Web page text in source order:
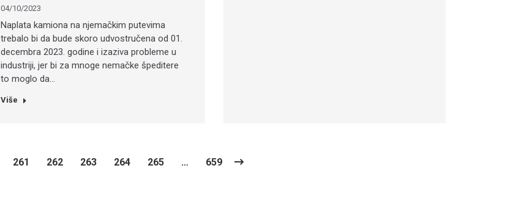
04/10/2023
Naplata kamiona na njemačkim putevima
trebalo bi da bude skoro udvostručena od 01.
decembra 2023. godine i izaziva probleme u
industriji, jer bi za mnoge nemačke špeditere
to moglo da…
Više
261 262 263 264 265 … 659